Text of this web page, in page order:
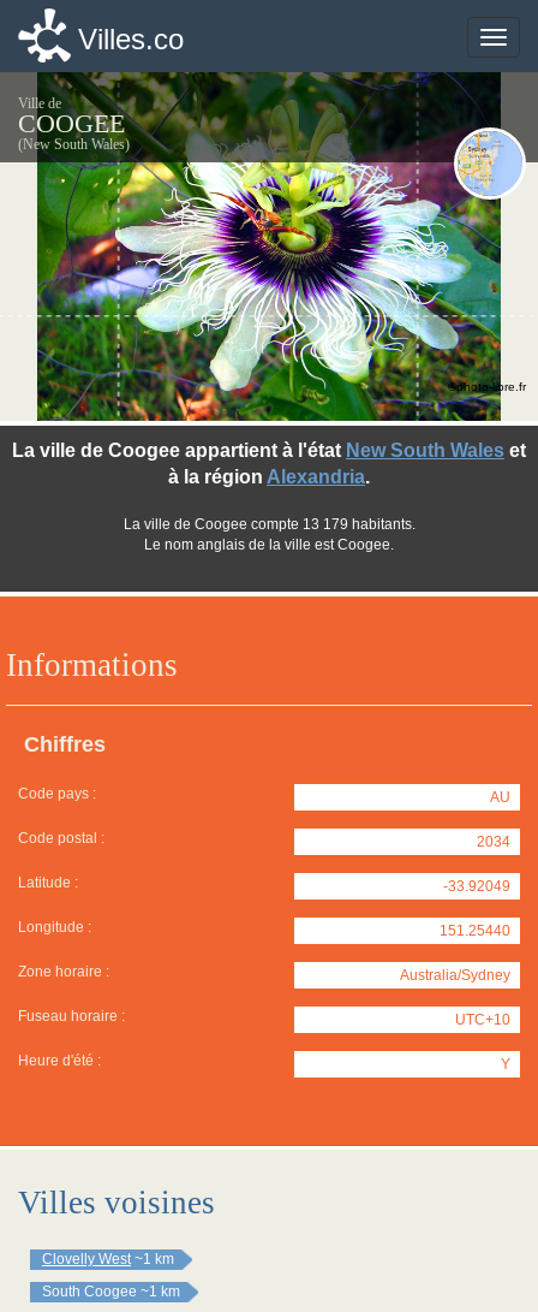
Toggle
Villes.co
Ville de
COOGEE
(New South Wales)
Informations
Chiffres
Code pays : AU
Code postal : 2034
Latitude : -33.92049
Longitude : 151.25440
Zone horaire : Australia/Sydney
Fuseau horaire : UTC+10
Heure d'été : Y
La ville de Coogee appartient à l'état New South Wales et
à la région Alexandria.
La ville de Coogee compte 13 179 habitants.
Le nom anglais de la ville est Coogee.
©photo-libre.fr
Villes voisines
Clovelly West ~1 km
South Coogee ~1 km
Toggle
Villes.co